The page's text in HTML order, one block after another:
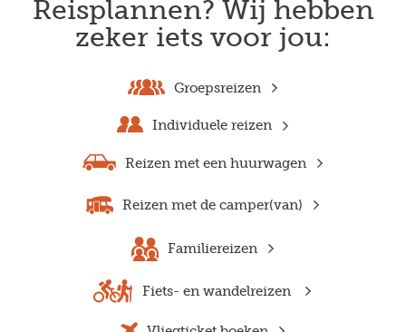
Reisplannen? Wij hebben
zeker iets voor jou:
Groepsreizen
Individuele reizen
Reizen met een huurwagen
Reizen met de camper(van)
Familiereizen
Fiets- en wandelreizen